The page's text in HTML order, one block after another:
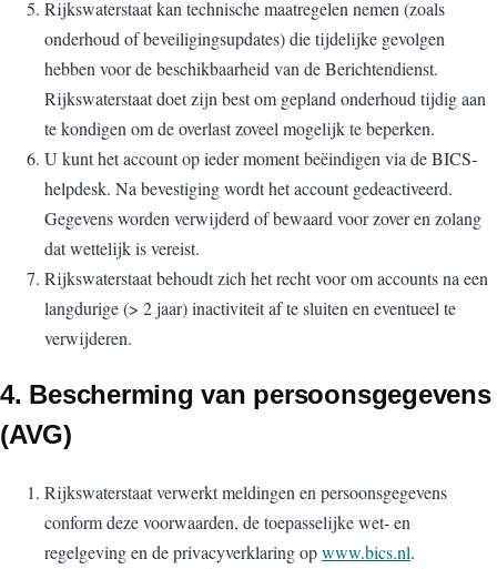
Rijkswaterstaat kan technische maatregelen nemen (zoals
onderhoud of beveiligingsupdates) die tijdelijke gevolgen
hebben voor de beschikbaarheid van de Berichtendienst.
Rijkswaterstaat doet zijn best om gepland onderhoud tijdig aan
te kondigen om de overlast zoveel mogelijk te beperken.
U kunt het account op ieder moment beëindigen via de BICS-
helpdesk. Na bevestiging wordt het account gedeactiveerd.
Gegevens worden verwijderd of bewaard voor zover en zolang
dat wettelijk is vereist.
Rijkswaterstaat behoudt zich het recht voor om accounts na een
langdurige (> 2 jaar) inactiviteit af te sluiten en eventueel te
verwijderen.
4. Bescherming van persoonsgegevens
(AVG)
Rijkswaterstaat verwerkt meldingen en persoonsgegevens
conform deze voorwaarden, de toepasselijke wet- en
regelgeving en de privacyverklaring opwww.bics.nl.